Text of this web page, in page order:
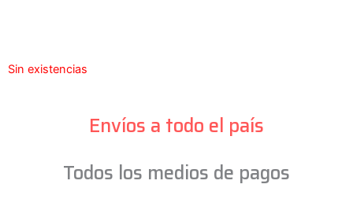
Sin existencias
Envíos a todo el país
Todos los medios de pagos